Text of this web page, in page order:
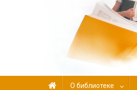
О библиотеке